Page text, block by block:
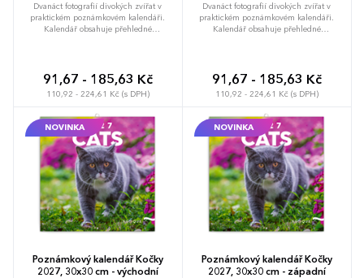
Dvanáct fotografií divokých zvířat v
praktickém poznámkovém kalendáři.
Kalendář obsahuje přehledné
každý den.
91,67 - 185,63 Kč
110,92 - 224,61 Kč (s DPH)
Dvanáct fotografií divokých zvířat v
praktickém poznámkovém kalendáři.
Kalendář obsahuje přehledné
každý den.
91,67 - 185,63 Kč
110,92 - 224,61 Kč (s DPH)
NOVINKA
Poznámkový kalendář Kočky
2027, 30x30 cm - východní
NOVINKA
Poznámkový kalendář Kočky
2027, 30x30 cm - západní